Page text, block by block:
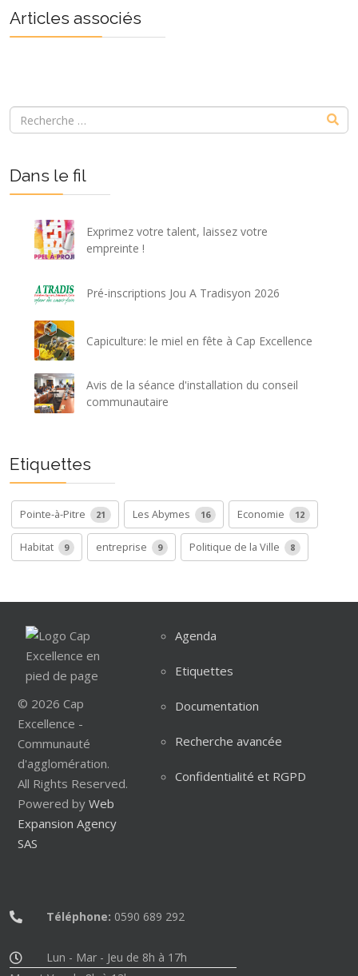
Précédent
Articles associés
Dans le fil
Exprimez votre talent, laissez votre
empreinte !
Pré-inscriptions Jou A Tradisyon 2026
Capiculture: le miel en fête à Cap Excellence
Avis de la séance d'installation du conseil
communautaire
Etiquettes
Pointe-à-Pitre 21 Les Abymes 16 Economie 12
Habitat 9 entreprise 9 Politique de la Ville 8
© 2026 Cap
Excellence -
Communauté
d'agglomération.
All Rights Reserved.
Powered by Web
Expansion Agency
SAS
Agenda
Etiquettes
Documentation
Recherche avancée
Confidentialité et RGPD
Téléphone: 0590 689 292
Lun - Mar - Jeu de 8h à 17h